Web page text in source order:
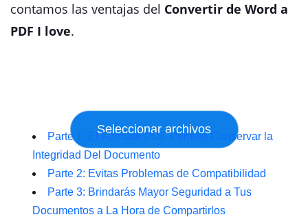
contamos las ventajas del Convertir de Word a
PDF I love.
Parte 1: El Formato PDF Permite Conservar la
Integridad Del Documento
Parte 2: Evitas Problemas de Compatibilidad
Parte 3: Brindarás Mayor Seguridad a Tus
Documentos a La Hora de Compartirlos